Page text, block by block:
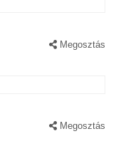
Megosztás
Megosztás